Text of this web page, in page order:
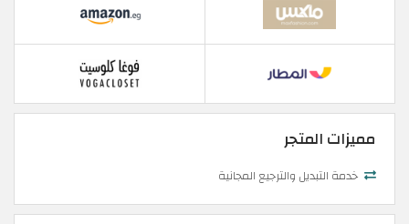
مميزات المتجر
خدمة التبديل والترجيع المجانية